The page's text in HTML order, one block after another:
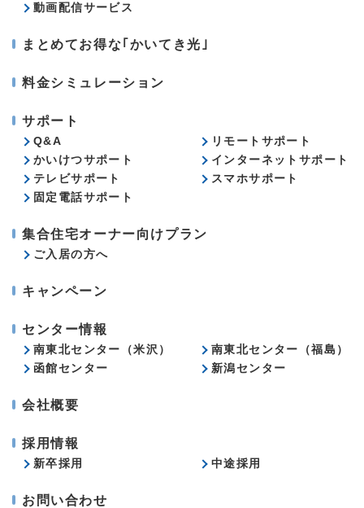
動画配信サービス
まとめてお得な｢かいてき光｣
料金シミュレーション
サポート
Q&A
リモートサポート
かいけつサポート
インターネットサポート
テレビサポート
スマホサポート
固定電話サポート
集合住宅オーナー向けプラン
ご入居の方へ
キャンペーン
センター情報
南東北センター（米沢）
南東北センター（福島）
函館センター
新潟センター
会社概要
採用情報
新卒採用 中途採用
お問い合わせ